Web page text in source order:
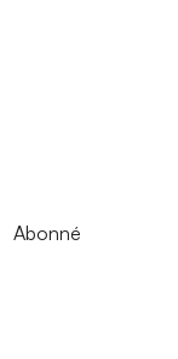
Abonné